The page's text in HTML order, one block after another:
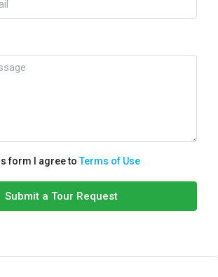
form I agree toTerms of Use
Submit a Tour Request